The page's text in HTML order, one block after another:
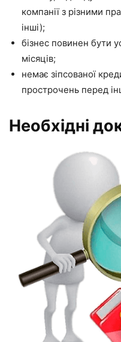
компанії з різними
інші);
бізнес повинен бути
місяців;
немає зіпсованої
прострочень перед
Необхідні